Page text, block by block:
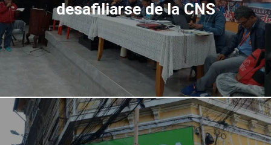
desafiliarse de la CNS